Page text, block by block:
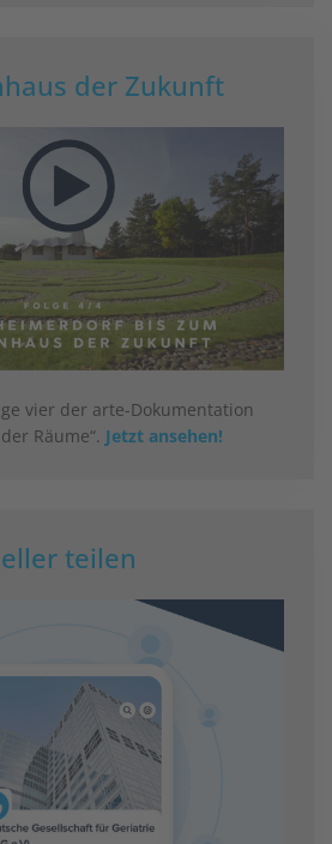
der Zukunft
vier der arte-Dokumentation
Räume“. Jetzt ansehen!
teilen